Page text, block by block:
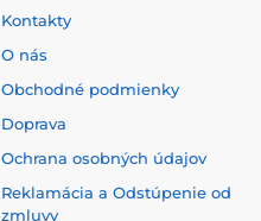
Kontakty
O nás
Obchodné podmienky
Doprava
Ochrana osobných údajov
Reklamácia a Odstúpenie od
zmluvy